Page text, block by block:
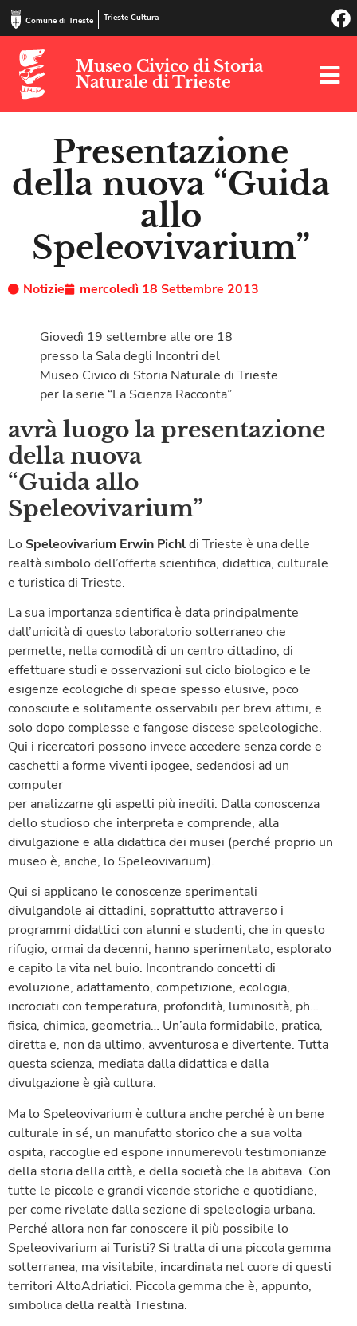
Comune di Trieste Trieste Cultura
Museo Civico di Storia
Naturale di Trieste
Presentazione
della nuova “Guida
allo
Speleovivarium”
Notizie mercoledì 18 Settembre 2013
Giovedì 19 settembre alle ore 18
presso la Sala degli Incontri del
Museo Civico di Storia Naturale di Trieste
per la serie “La Scienza Racconta”
avrà luogo la presentazione
della nuova
“Guida allo
Speleovivarium”
Lo Speleovivarium Erwin Pichldi Trieste è una delle
realtà simbolo dell’offerta scientifica, didattica, culturale
e turistica di Trieste.
La sua importanza scientifica è data principalmente
dall’unicità di questo laboratorio sotterraneo che
permette, nella comodità di un centro cittadino, di
effettuare studi e osservazioni sul ciclo biologico e le
esigenze ecologiche di specie spesso elusive, poco
conosciute e solitamente osservabili per brevi attimi, e
solo dopo complesse e fangose discese speleologiche.
Qui i ricercatori possono invece accedere senza corde e
caschetti a forme viventi ipogee, sedendosi ad un
computer
per analizzarne gli aspetti più inediti. Dalla conoscenza
dello studioso che interpreta e comprende, alla
divulgazione e alla didattica dei musei (perché proprio un
museo è, anche, lo Speleovivarium).
Qui si applicano le conoscenze sperimentali
divulgandole ai cittadini, soprattutto attraverso i
programmi didattici con alunni e studenti, che in questo
rifugio, ormai da decenni, hanno sperimentato, esplorato
e capito la vita nel buio. Incontrando concetti di
evoluzione, adattamento, competizione, ecologia,
incrociati con temperatura, profondità, luminosità, ph…
fisica, chimica, geometria… Un’aula formidabile, pratica,
diretta e, non da ultimo, avventurosa e divertente. Tutta
questa scienza, mediata dalla didattica e dalla
divulgazione è già cultura.
Ma lo Speleovivarium è cultura anche perché è un bene
culturale in sé, un manufatto storico che a sua volta
ospita, raccoglie ed espone innumerevoli testimonianze
della storia della città, e della società che la abitava. Con
tutte le piccole e grandi vicende storiche e quotidiane,
per come rivelate dalla sezione di speleologia urbana.
Perché allora non far conoscere il più possibile lo
Speleovivarium ai Turisti? Si tratta di una piccola gemma
sotterranea, ma visitabile, incardinata nel cuore di questi
territori AltoAdriatici. Piccola gemma che è, appunto,
simbolica della realtà Triestina.